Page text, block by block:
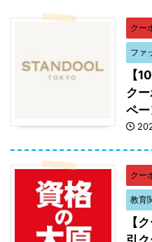
クー
ファ
【
ク
ペー
クー
教育
【